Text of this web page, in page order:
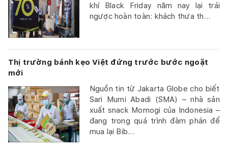
khí Black Friday năm nay lại trái
ngược hoàn toàn: khách thưa th...
Thị trường bánh kẹo Việt đứng trước bước ngoặt
mới
Nguồn tin từ Jakarta Globe cho biết
Sari Murni Abadi (SMA) – nhà sản
xuất snack Momogi của Indonesia –
đang trong quá trình đàm phán để
mua lại Bib...